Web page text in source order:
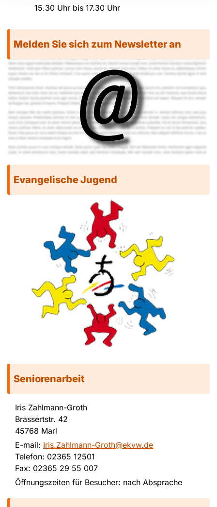
15.30 Uhr bis 17.30 Uhr
Melden Sie sich zum Newsletter an
Evangelische Jugend
Seniorenarbeit
Iris Zahlmann-Groth
Brassertstr. 42
45768 Marl
E-mail: Iris.Zahlmann-Groth@ekvw.de
Telefon: 02365 12501
Fax: 02365 29 55 007
Öffnungszeiten für Besucher: nach Absprache